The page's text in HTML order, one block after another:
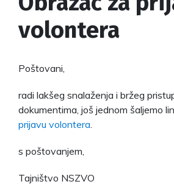
volontera
Poštovani,
radi lakšeg snalaženja i bržeg
dokumentima, još jednom šaljemo
prijavu volontera
s poštovanjem,
Tajništvo NSZVO